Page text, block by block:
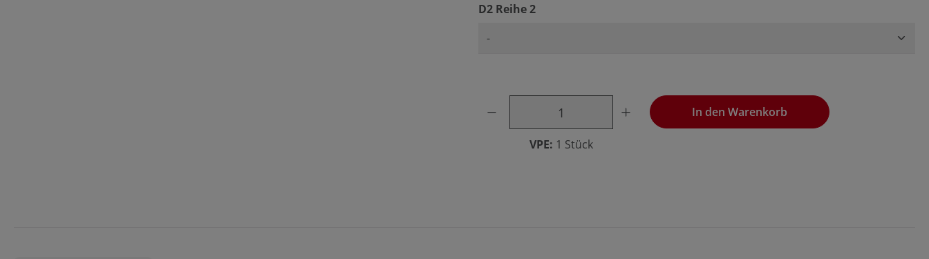
D2 Reihe 2auswählen
Produkt Anzahl: Gib den gewünschten Wert ein oder benutze die Schaltflächen, um
VPE: 1 Stück
In den Warenkorb